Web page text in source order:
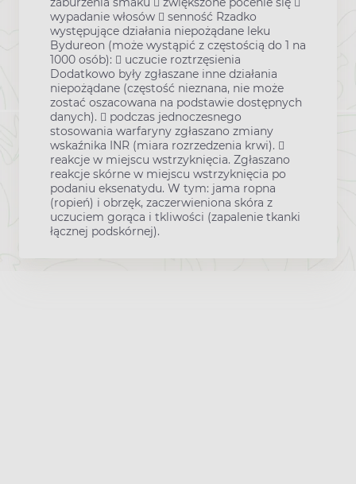
wypadanie włosów  senność Rzadko
występujące działania niepożądane leku
Bydureon (może wystąpić z częstością do 1 na
1000 osób):  uczucie roztrzęsienia
Dodatkowo były zgłaszane inne działania
niepożądane (częstość nieznana, nie może
zostać oszacowana na podstawie dostępnych
danych).  podczas jednoczesnego
stosowania warfaryny zgłaszano zmiany
wskaźnika INR (miara rozrzedzenia krwi). 
reakcje w miejscu wstrzyknięcia. Zgłaszano
reakcje skórne w miejscu wstrzyknięcia po
podaniu eksenatydu. W tym: jama ropna
(ropień) i obrzęk, zaczerwieniona skóra z
uczuciem gorąca i tkliwości (zapalenie tkanki
łącznej podskórnej).